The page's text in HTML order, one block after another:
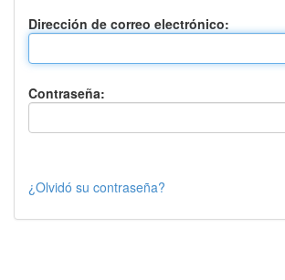
Dirección de correo electrónico:
Contraseña:
¿Olvidó su contraseña?